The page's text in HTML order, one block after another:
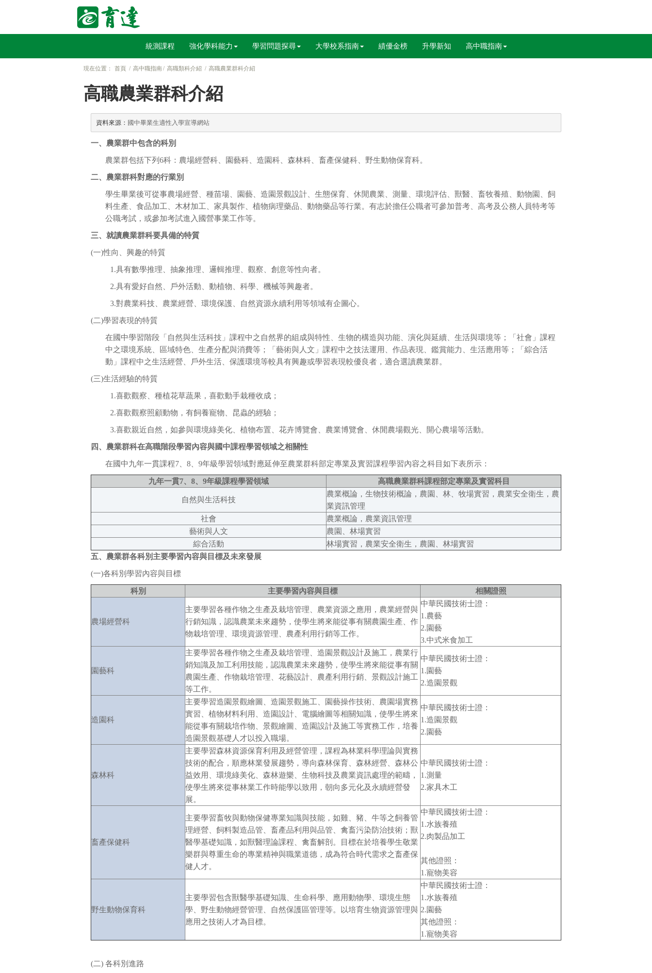
統測課程 強化學科能力 學習問題探尋 大學校系指南 績優金榜 升學新知 高中職指南
現在位置： 首頁 高中職指南 高職類科介紹 高職農業群科介紹
高職農業群科介紹
資料來源： 國中畢業生適性入學宣導網站
一、農業群中包含的科別
農業群包括下列6科：農場經營科、園藝科、造園科、森林科、畜產保健科、野生動物保育科。
二、農業群科對應的行業別
學生畢業後可從事農場經營、種苗場、園藝、造園景觀設計、生態保育、休閒農業、測量、環境評估、獸醫、畜牧養殖、動物園、飼
料生產、食品加工、木材加工、家具製作、植物病理藥品、動物藥品等行業。有志於擔任公職者可參加普考、高考及公務人員特考等
公職考試，或參加考試進入國營事業工作等。
三、就讀農業群科要具備的特質
(一)性向、興趣的特質
1.具有數學推理、抽象推理、邏輯推理、觀察、創意等性向者。
2.具有愛好自然、戶外活動、動植物、科學、機械等興趣者。
3.對農業科技、農業經營、環境保護、自然資源永續利用等領域有企圖心。
(二)學習表現的特質
在國中學習階段「自然與生活科技」課程中之自然界的組成與特性、生物的構造與功能、演化與延續、生活與環境等；「社會」課程
中之環境系統、區域特色、生產分配與消費等；「藝術與人文」課程中之技法運用、作品表現、鑑賞能力、生活應用等；「綜合活
動」課程中之生活經營、戶外生活、保護環境等較具有興趣或學習表現較優良者，適合選讀農業群。
(三)生活經驗的特質
1.喜歡觀察、種植花草蔬果，喜歡動手栽種收成；
2.喜歡觀察照顧動物，有飼養寵物、昆蟲的經驗；
3.喜歡親近自然，如參與環境綠美化、植物布置、花卉博覽會、農業博覽會、休閒農場觀光、開心農場等活動。
四、農業群科在高職階段學習內容與國中課程學習領域之相關性
在國中九年一貫課程7、8、9年級學習領域對應延伸至農業群科部定專業及實習課程學習內容之科目如下表所示：
九年一貫7、8、9年級課程學習領域 高職農業群科課程部定專業及實習科目
自然與生活科技
農業概論，生物技術概論，農園、林、牧場實習，農業安全衛生，農
業資訊管理
社會
農業概論，農業資訊管理
藝術與人文
農園、林場實習
綜合活動
林場實習，農業安全衛生，農園、林場實習
五、農業群各科別主要學習內容與目標及未來發展
(一)各科別學習內容與目標
科別 主要學習內容與目標 相關證照
農場經營科
主要學習各種作物之生產及栽培管理、農業資源之應用，農業經營與
行銷知識，認識農業未來趨勢，使學生將來能從事有關農園生產、作
物栽培管理、環境資源管理、農產利用行銷等工作。
中華民國技術士證：
1.農藝
2.園藝
3.中式米食加工
園藝科
主要學習各種作物之生產及栽培管理、造園景觀設計及施工，農業行
銷知識及加工利用技能，認識農業未來趨勢，使學生將來能從事有關
農園生產、作物栽培管理、花藝設計、農產利用行銷、景觀設計施工
等工作。
中華民國技術士證：
1.園藝
2.造園景觀
造園科
主要學習造園景觀繪圖、造園景觀施工、園藝操作技術、農園場實務
實習、植物材料利用、造園設計、電腦繪圖等相關知識，使學生將來
能從事有關栽培作物、景觀繪圖、造園設計及施工等實務工作，培養
造園景觀基礎人才以投入職場。
中華民國技術士證：
1.造園景觀
2.園藝
森林科
主要學習森林資源保育利用及經營管理，課程為林業科學理論與實務
技術的配合，順應林業發展趨勢，導向森林保育、森林經營、森林公
益效用、環境綠美化、森林遊樂、生物科技及農業資訊處理的範疇，
使學生將來從事林業工作時能學以致用，朝向多元化及永續經營發
展。
中華民國技術士證：
1.測量
2.家具木工
畜產保健科
主要學習畜牧與動物保健專業知識與技能，如雞、豬、牛等之飼養管
理經營、飼料製造品管、畜產品利用與品管、禽畜污染防治技術；獸
醫學基礎知識，如獸醫理論課程、禽畜解剖。目標在於培養學生敬業
樂群與尊重生命的專業精神與職業道德，成為符合時代需求之畜產保
健人才。
中華民國技術士證：
1.水族養殖
2.肉製品加工
其他證照：
1.寵物美容
野生動物保育科
主要學習包含獸醫學基礎知識、生命科學、應用動物學、環境生態
學、野生動物經營管理、自然保護區管理等。以培育生物資源管理與
應用之技術人才為目標。
中華民國技術士證：
1.水族養殖
2.園藝
其他證照：
1.寵物美容
(二) 各科別進路